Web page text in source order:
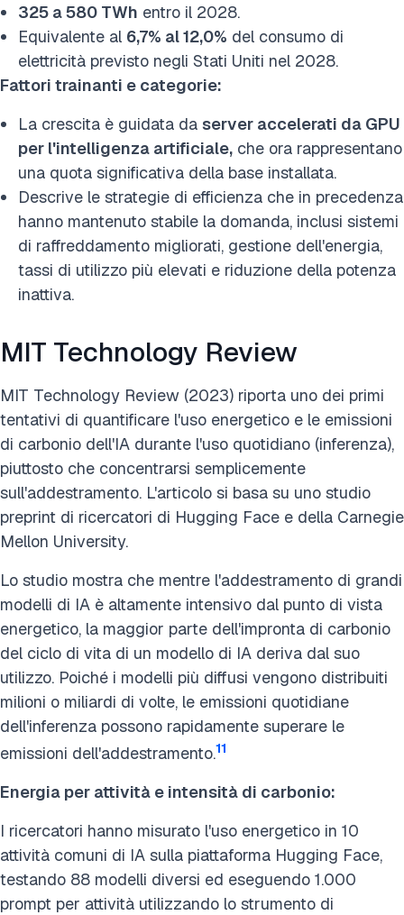
325 a 580 TWh entro il 2028.
Equivalente al 6,7% al 12,0% del consumo di
elettricità previsto negli Stati Uniti nel 2028.
Fattori trainanti e categorie:
La crescita è guidata da server accelerati da GPU
per l'intelligenza artificiale, che ora rappresentano
una quota significativa della base installata.
Descrive le strategie di efficienza che in precedenza
hanno mantenuto stabile la domanda, inclusi sistemi
di raffreddamento migliorati, gestione dell'energia,
tassi di utilizzo più elevati e riduzione della potenza
inattiva.
MIT Technology Review
MIT Technology Review (2023) riporta uno dei primi
tentativi di quantificare l'uso energetico e le emissioni
di carbonio dell'IA durante l'uso quotidiano (inferenza),
piuttosto che concentrarsi semplicemente
sull'addestramento. L'articolo si basa su uno studio
preprint di ricercatori di Hugging Face e della Carnegie
Mellon University.
Lo studio mostra che mentre l'addestramento di grandi
modelli di IA è altamente intensivo dal punto di vista
energetico, la maggior parte dell'impronta di carbonio
del ciclo di vita di un modello di IA deriva dal suo
utilizzo. Poiché i modelli più diffusi vengono distribuiti
milioni o miliardi di volte, le emissioni quotidiane
dell'inferenza possono rapidamente superare le
emissioni dell'addestramento.11
Energia per attività e intensità di carbonio:
I ricercatori hanno misurato l'uso energetico in 10
attività comuni di IA sulla piattaforma Hugging Face,
testando 88 modelli diversi ed eseguendo 1.000
prompt per attività utilizzando lo strumento di